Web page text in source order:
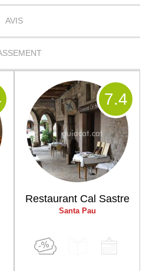
AVIS
Restaurant Cal Sastre
Santa Pau
7.4